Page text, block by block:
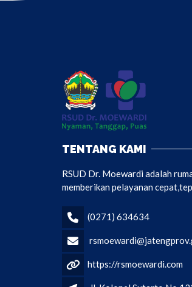
TENTANG KAMI
RSUD Dr. Moewardi adalah
memberikan pelayanan
(0271) 634634
https://rsmoewardi.com